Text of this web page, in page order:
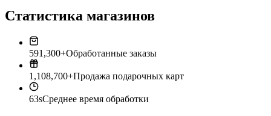
Статистика магазинов
591,300+Обработанные заказы
1,108,700+Продажа подарочных карт
63sСреднее время обработки